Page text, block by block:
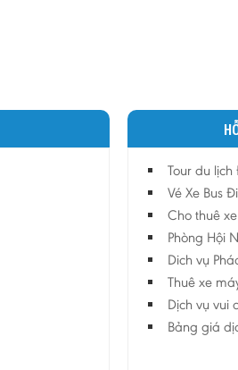
Tour du
Vé Xe Bus
Cho thuê
Phòng Hội
Dich vụ
Thuê xe
Dịch vụ vui
Bảng giá